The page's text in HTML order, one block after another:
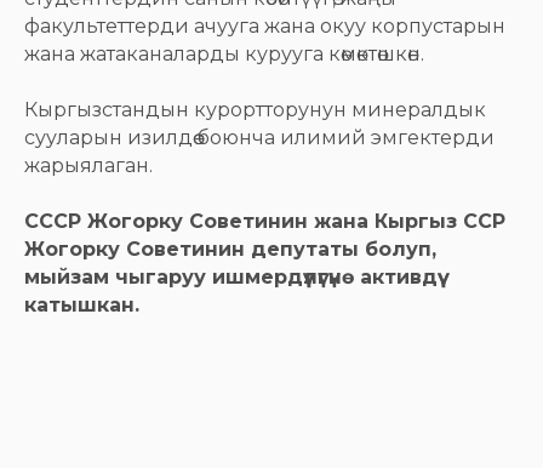
факультеттерди ачууга жана окуу корпустарын
жана жатаканаларды курууга көмөктөшкөн.
Кыргызстандын курортторунун минералдык
сууларын изилдөө боюнча илимий эмгектерди
жарыялаган.
СССР Жогорку Советинин жана Кыргыз ССР
Жогорку Советинин депутаты болуп,
мыйзам чыгаруу ишмердүүлүгүнө активдүү
катышкан.